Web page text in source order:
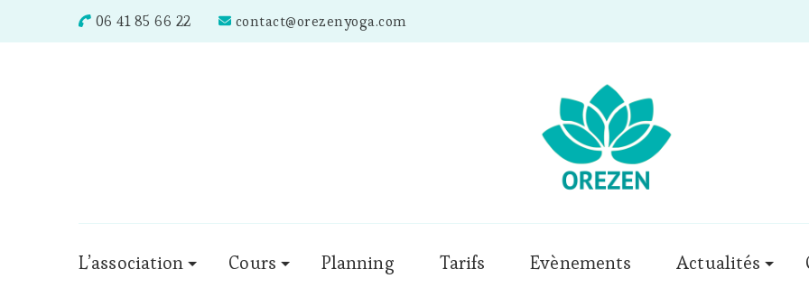
06 41 85 66 22 contact@orezenyoga.com
L’association Cours Planning Tarifs Evènements Actualités